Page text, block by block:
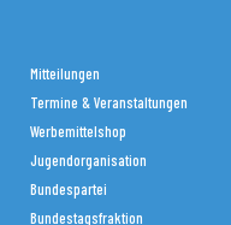
Mitteilungen
Termine & Veranstaltungen
Werbemittelshop
Jugendorganisation
Bundespartei
Bundestagsfraktion